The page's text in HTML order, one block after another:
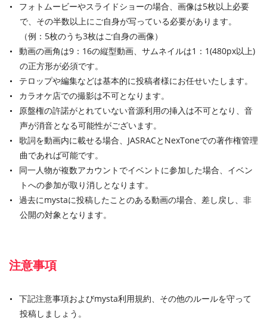
フォトムービーやスライドショーの場合、画像は5枚以上必要
で、その半数以上にご自身が写っている必要があります。
（例：5枚のうち3枚はご自身の画像）
動画の画角は9：16の縦型動画、サムネイルは1：1(480px以上)
の正方形が必須です。
テロップや編集などは基本的に投稿者様にお任せいたします。
カラオケ店での撮影は不可となります。
原盤権の許諾がとれていない音源利用の挿入は不可となり、音
声が消音となる可能性がございます。
歌詞を動画内に載せる場合、JASRACとNexToneでの著作権管理
曲であれば可能です。
同一人物が複数アカウントでイベントに参加した場合、イベン
トへの参加が取り消しとなります。
過去にmystaに投稿したことのある動画の場合、差し戻し、非
公開の対象となります。
注意事項
下記注意事項およびmysta利用規約、その他のルールを守って
投稿しましょう。